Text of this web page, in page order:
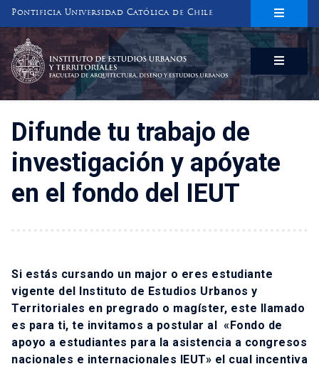
Pontificia Universidad Católica de Chile
INSTITUTO DE ESTUDIOS URBANOS
Y TERRITORIALES
FACULTAD DE ARQUITECTURA, DISEÑO Y ESTUDIOS URBANOS
Difunde tu trabajo de
investigación y apóyate
en el fondo del IEUT
Si estás cursando un major o eres estudiante
vigente del Instituto de Estudios Urbanos y
Territoriales en pregrado o magíster, este llamado
es para ti, te invitamos a postular al «Fondo de
apoyo a estudiantes para la asistencia a congresos
nacionales e internacionales IEUT» el cual incentiva